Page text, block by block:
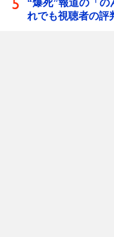
“爆死”報道の「
れでも視聴者の評